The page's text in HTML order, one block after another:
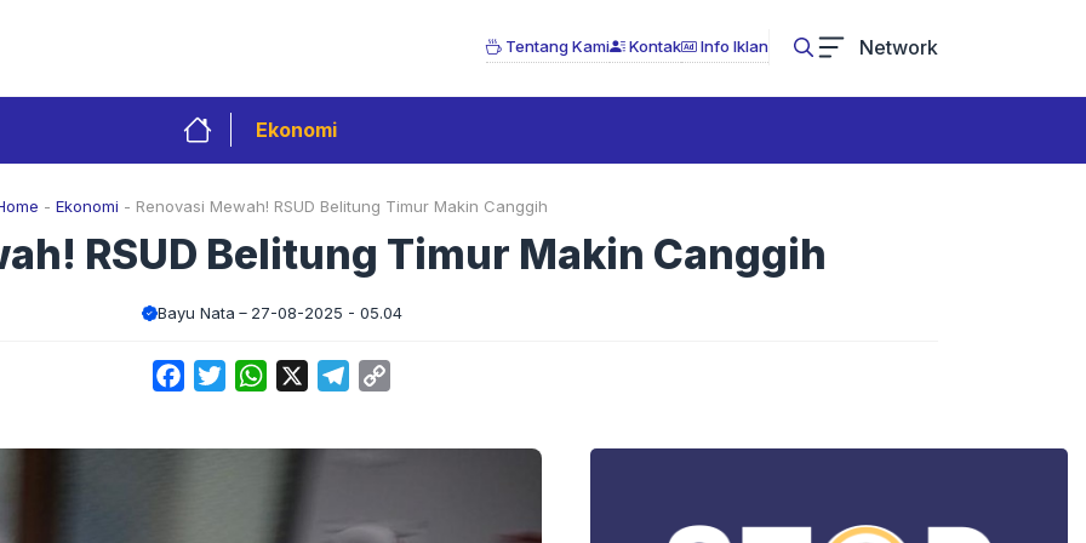
Tentang Kami Kontak Info Iklan Network
Ekonomi
- Ekonomi - Renovasi Mewah! RSUD Belitung Timur Makin Canggih
RSUD Belitung Timur Makin Canggih
Bayu Nata 27-08-2025 - 05.04
FacebookTwitterWhatsApp Telegram